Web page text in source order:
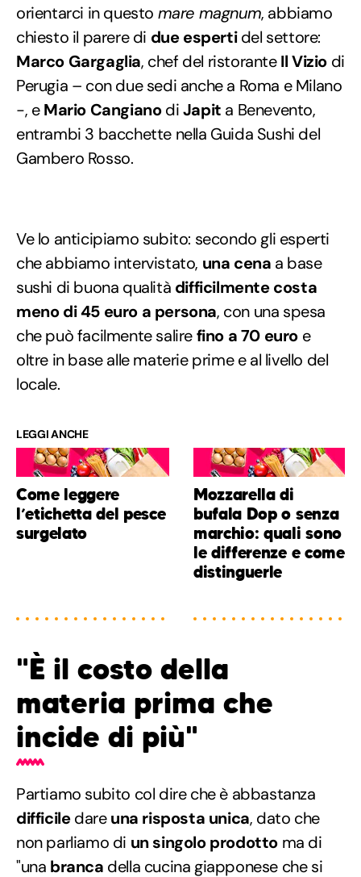
orientarci in questo mare magnum, abbiamo
chiesto il parere di due espertidel settore:
Marco Gargaglia, chef del ristoranteIl Vizio di
Perugia – con due sedi anche a Roma e Milano
-, eMario CangianodiJapit a Benevento,
entrambi 3 bacchette nella Guida Sushi del
Gambero Rosso.
Ve lo anticipiamo subito: secondo gli esperti
che abbiamo intervistato, una cena a base
sushi di buona qualità difficilmente costa
meno di 45 euro a persona, con una spesa
che può facilmente salirefino a 70 euro e
oltre in base alle materie prime e al livello del
locale.
LEGGI ANCHE
Come leggere
l’etichetta del pesce
surgelato
Mozzarella di
bufala Dop o senza
marchio: quali sono
le differenze e come
distinguerle
"È il costo della
materia prima che
incide di più"
Partiamo subito col dire che è abbastanza
difficiledareuna risposta unica, dato che
non parliamo di un singolo prodotto ma di
"una branca della cucina giapponese che si